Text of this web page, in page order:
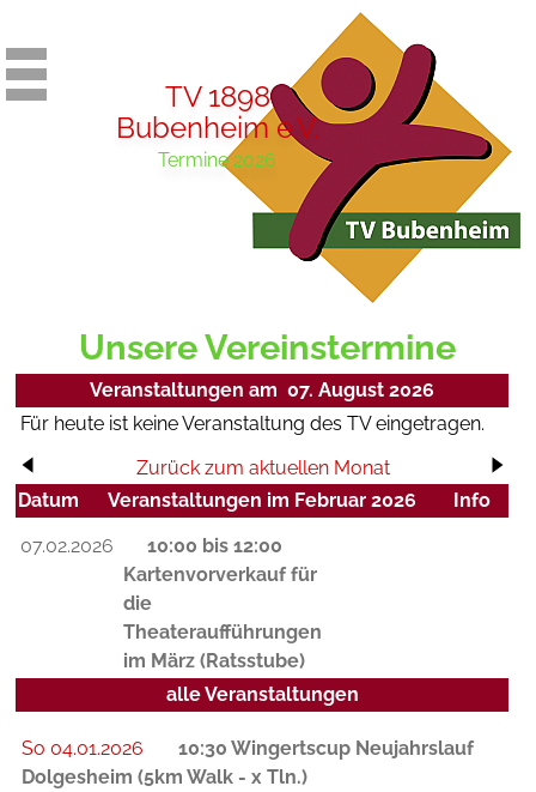
TV 1898
Bubenheim e.V.
Termine 2026
Unsere Vereinstermine
Veranstaltungen am 07. August 2026
Für heute ist keine Veranstaltung des TV eingetragen.
Zurück zum aktuellen Monat
Datum
Veranstaltungen im Februar 2026
Info
07.02.2026
10:00 bis 12:00
Kartenvorverkauf für
die
Theateraufführungen
im März (Ratsstube)
alle Veranstaltungen
So 04.01.2026
10:30 Wingertscup Neujahrslauf
Dolgesheim (5km Walk - x Tln.)